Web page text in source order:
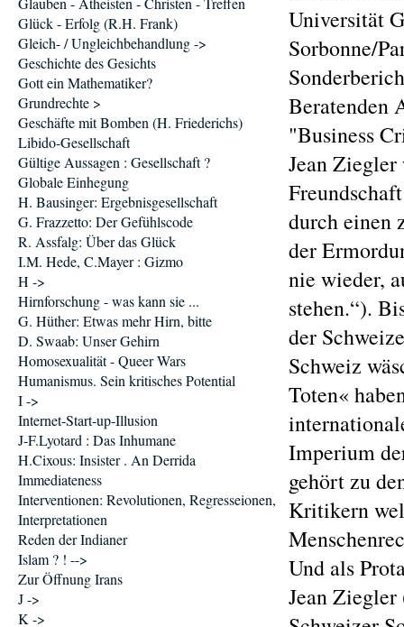
Universität
Sorbonne/
Beratenden
"Business
Jean Ziegler
durch einen
der
nie wieder,
stehen.“).
der
Schweiz
Toten«
Imperium
gehört zu
Kritikern
Und als
Jean
Glück - Erfolg (R.H. Frank)
Gleich- / Ungleichbehandlung ->
Geschichte des Gesichts
Gott ein Mathematiker?
Grundrechte >
Geschäfte mit Bomben (H. Friederichs)
Libido-Gesellschaft
Gültige Aussagen : Gesellschaft ?
Globale Einhegung
H. Bausinger: Ergebnisgesellschaft
G. Frazzetto: Der Gefühlscode
R. Assfalg: Über das Glück
I.M. Hede, C.Mayer : Gizmo
H ->
Hirnforschung - was kann sie ...
G. Hüther: Etwas mehr Hirn, bitte
D. Swaab: Unser Gehirn
Homosexualität - Queer Wars
Humanismus. Sein kritisches Potential
I ->
Internet-Start-up-Illusion
J-F.Lyotard : Das Inhumane
H.Cixous: Insister . An Derrida
Immediateness
Interventionen: Revolutionen, Regresseionen,
Interpretationen
Reden der Indianer
Islam ? ! -->
Zur Öffnung Irans
J ->
K ->